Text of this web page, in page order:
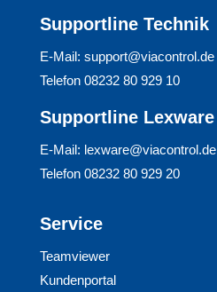
Supportline Technik
E-Mail: support@viacontrol.de
Telefon 08232 80 929 10
Supportline Lexware
E-Mail: lexware@viacontrol.de
Telefon 08232 80 929 20
Service
Teamviewer
Kundenportal